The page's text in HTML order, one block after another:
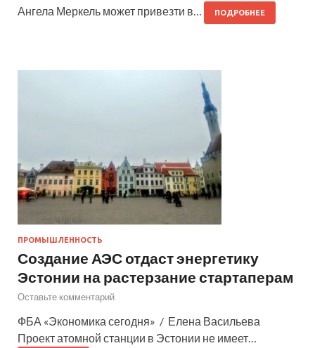
Ангела Меркель может привезти в…
ПОДРОБНЕЕ
ПРОМЫШЛЕННОСТЬ
Создание АЭС отдаст энергетику
Эстонии на растерзание стартаперам
Оставьте комментарий
ФБА «Экономика сегодня» / Елена Васильева
Проект атомной станции в Эстонии не имеет…